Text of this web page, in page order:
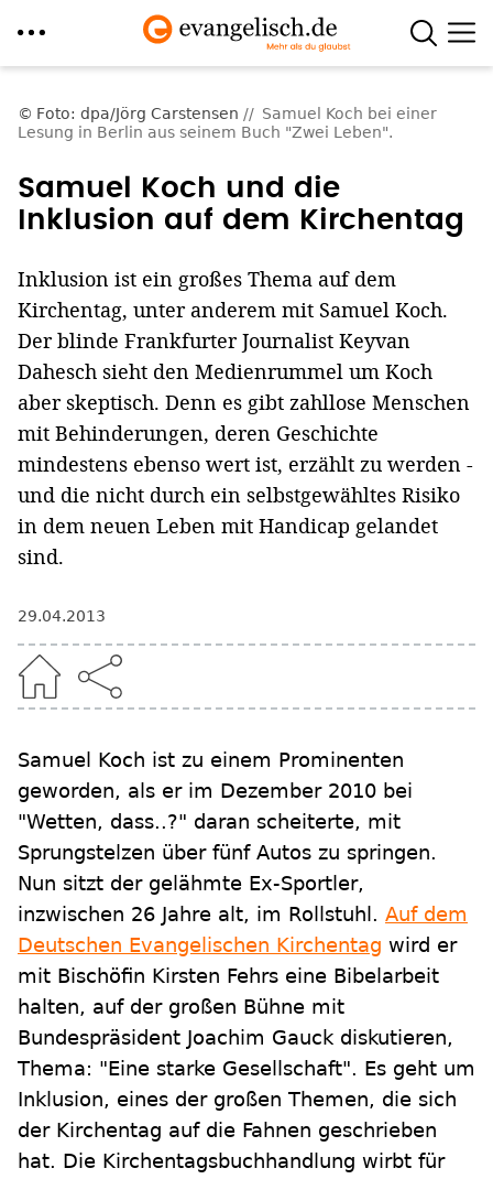
zum
Inhalt
Foto: dpa/Jörg Carstensen
Samuel Koch bei einer
Lesung in Berlin aus seinem Buch "Zwei Leben".
Samuel Koch und die
Inklusion auf dem Kirchentag
Inklusion ist ein großes Thema auf dem
Kirchentag, unter anderem mit Samuel Koch.
Der blinde Frankfurter Journalist Keyvan
Dahesch sieht den Medienrummel um Koch
aber skeptisch. Denn es gibt zahllose Menschen
mit Behinderungen, deren Geschichte
mindestens ebenso wert ist, erzählt zu werden -
und die nicht durch ein selbstgewähltes Risiko
in dem neuen Leben mit Handicap gelandet
sind.
29.04.2013
Samuel Koch ist zu einem Prominenten
geworden, als er im Dezember 2010 bei
"Wetten, dass..?" daran scheiterte, mit
Sprungstelzen über fünf Autos zu springen.
Nun sitzt der gelähmte Ex-Sportler,
inzwischen 26 Jahre alt, im Rollstuhl. Auf dem
Deutschen Evangelischen Kirchentag wird er
mit Bischöfin Kirsten Fehrs eine Bibelarbeit
halten, auf der großen Bühne mit
Bundespräsident Joachim Gauck diskutieren,
Thema: "Eine starke Gesellschaft". Es geht um
Inklusion, eines der großen Themen, die sich
der Kirchentag auf die Fahnen geschrieben
hat. Die Kirchentagsbuchhandlung wirbt für